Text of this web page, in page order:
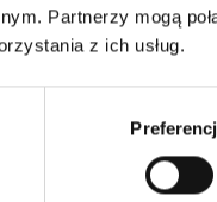
Partnerzy mogą
z ich usług.